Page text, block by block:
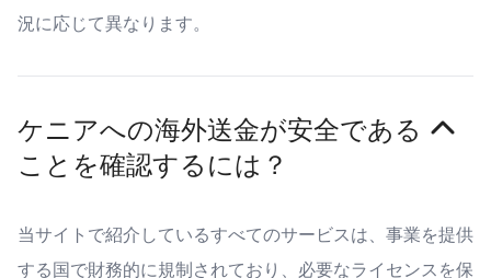
況に応じて異なります。
ケニアへの海外送金が安全である
ことを確認するには？
当サイトで紹介しているすべてのサービスは、事業を提供
する国で財務的に規制されており、必要なライセンスを保